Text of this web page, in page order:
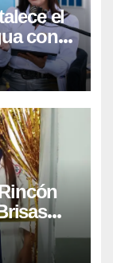
el
con
La Mora